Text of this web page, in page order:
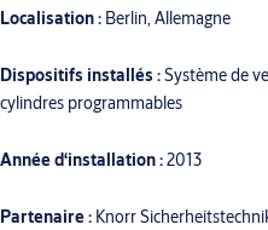
Localisation : Berlin, Allemagne
Dispositifs installés :Système de
cylindres programmables
Année d‘installation :2013
Partenaire : Knorr